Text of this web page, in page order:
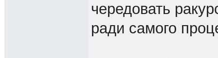
чередовать
ради самого